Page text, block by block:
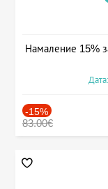
Намаление 15%
-15%
83.00€